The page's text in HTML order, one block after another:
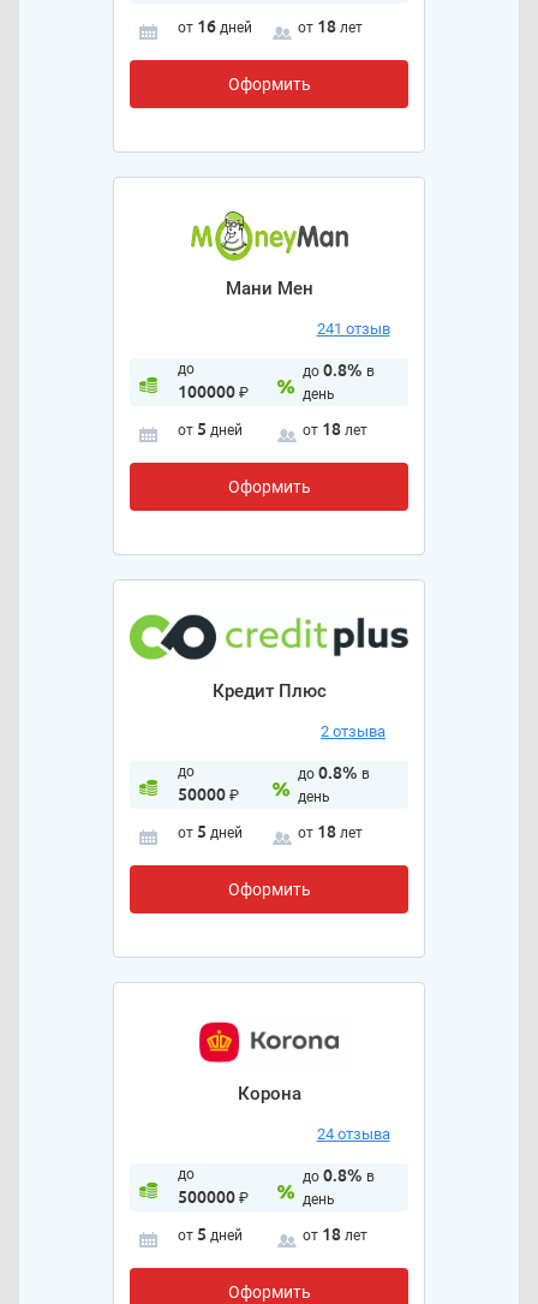
от 16 дней от 18 лет
Оформить
Мани Мен
241 отзыв
до
100000₽
до 0.8% в
день
от 5 дней от 18 лет
Оформить
Кредит Плюс
2 отзыва
до
50000₽
до 0.8% в
день
от 5 дней от 18 лет
Оформить
Корона
24 отзыва
до
500000₽
до 0.8% в
день
от 5 дней от 18 лет
Оформить